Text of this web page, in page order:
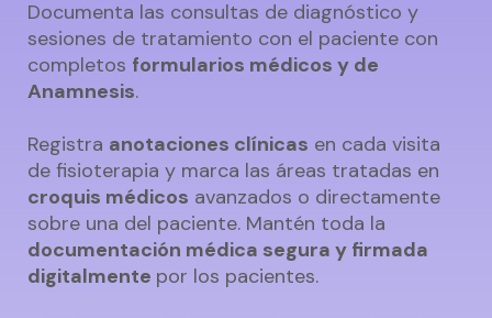
Documenta las consultas de diagnóstico y
sesiones de tratamiento con el paciente con
completos formularios médicos y de
Anamnesis.
Registra anotaciones clínicas en cada visita
de fisioterapia y marca las áreas tratadas en
croquis médicos avanzados o directamente
sobre una del paciente. Mantén toda la
documentación médica segura y firmada
digitalmente por los pacientes.